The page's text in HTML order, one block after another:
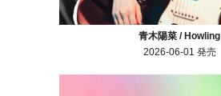
青木陽菜 / Howling
2026-06-01 発売